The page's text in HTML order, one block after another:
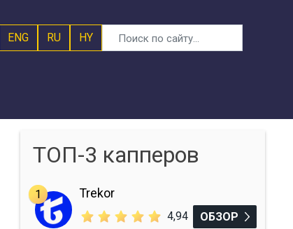
ENG RU HY
ТОП-3 капперов
1 Trekor
4,94 ОБЗОР